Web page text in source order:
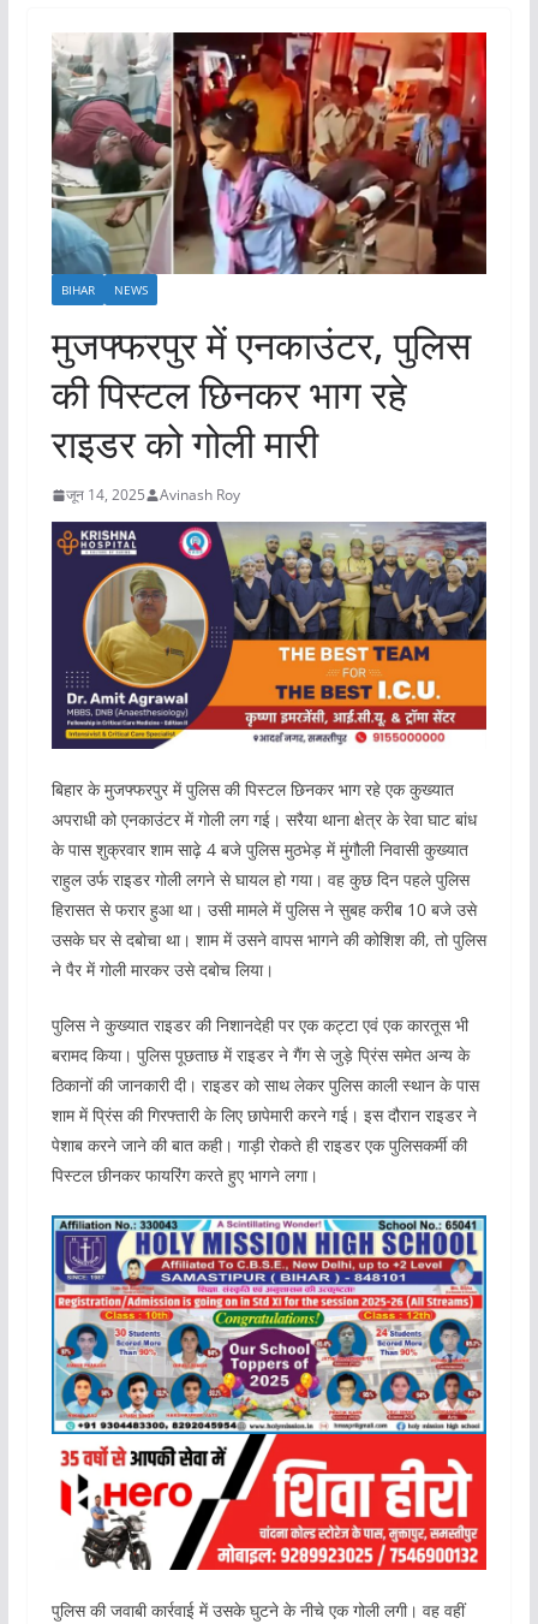
BIHAR NEWS
मुजफ्फरपुर में एनकाउंटर, पुलिस
की पिस्टल छिनकर भाग रहे
राइडर को गोली मारी
जून 14, 2025 Avinash Roy
बिहार के मुजफ्फरपुर में पुलिस की पिस्टल छिनकर भाग रहे एक कुख्यात
अपराधी को एनकाउंटर में गोली लग गई। सरैया थाना क्षेत्र के रेवा घाट बांध
के पास शुक्रवार शाम साढ़े 4 बजे पुलिस मुठभेड़ में मुंगौली निवासी कुख्यात
राहुल उर्फ राइडर गोली लगने से घायल हो गया। वह कुछ दिन पहले पुलिस
हिरासत से फरार हुआ था। उसी मामले में पुलिस ने सुबह करीब 10 बजे उसे
उसके घर से दबोचा था। शाम में उसने वापस भागने की कोशिश की, तो पुलिस
ने पैर में गोली मारकर उसे दबोच लिया।
पुलिस ने कुख्यात राइडर की निशानदेही पर एक कट्टा एवं एक कारतूस भी
बरामद किया। पुलिस पूछताछ में राइडर ने गैंग से जुड़े प्रिंस समेत अन्य के
ठिकानों की जानकारी दी। राइडर को साथ लेकर पुलिस काली स्थान के पास
शाम में प्रिंस की गिरफ्तारी के लिए छापेमारी करने गई। इस दौरान राइडर ने
पेशाब करने जाने की बात कही। गाड़ी रोकते ही राइडर एक पुलिसकर्मी की
पिस्टल छीनकर फायरिंग करते हुए भागने लगा।
पुलिस की जवाबी कार्रवाई में उसके घुटने के नीचे एक गोली लगी। वह वहीं